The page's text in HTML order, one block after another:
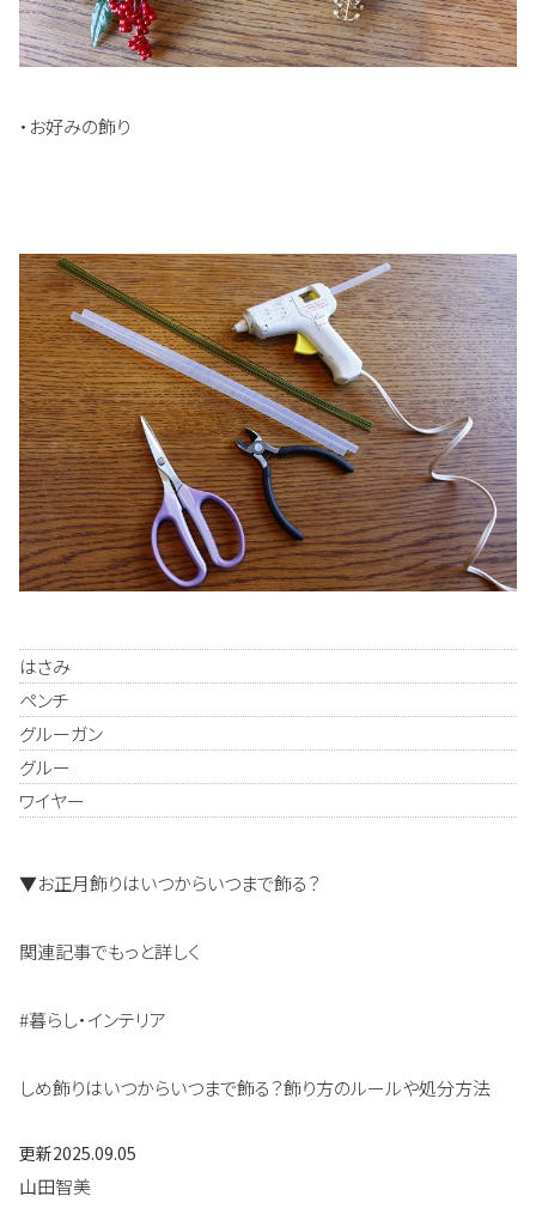
・お好みの飾り
はさみ
ペンチ
グルーガン
グルー
ワイヤー
▼お正月飾りはいつからいつまで飾る？
関連記事でもっと詳しく
#暮らし・インテリア
しめ飾りはいつからいつまで飾る？飾り方のルールや処分方法
更新2025.09.05
山田智美